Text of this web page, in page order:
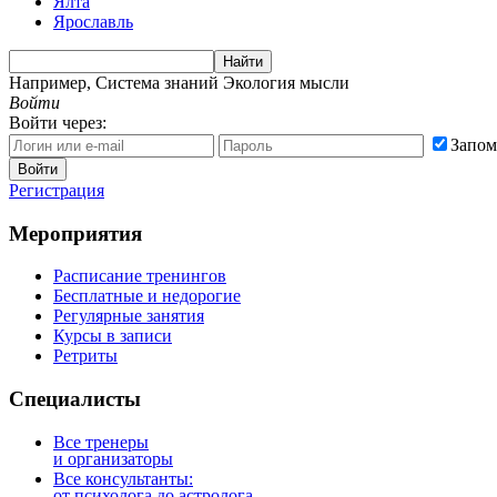
Ярославль
Найти
Например, Система знаний Экология мысли
Войти
Войти через:
Войти
Регистрация
Мероприятия
Расписание тренингов
Бесплатные и недорогие
Регулярные занятия
Курсы в записи
Ретриты
Специалисты
Все тренеры
и организаторы
Все консультанты: